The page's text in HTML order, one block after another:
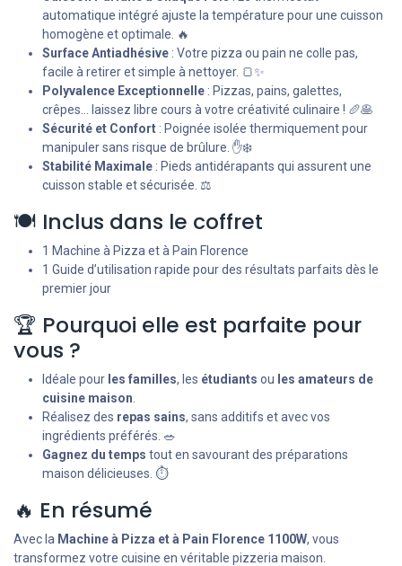
automatique intégré ajuste la température pour une cuisson
homogène et optimale. 🔥
Surface Antiadhésive : Votre pizza ou pain ne colle pas,
facile à retirer et simple à nettoyer. 🍞✨
Polyvalence Exceptionnelle : Pizzas, pains, galettes,
crêpes… laissez libre cours à votre créativité culinaire ! 🥖🥞
Sécurité et Confort : Poignée isolée thermiquement pour
manipuler sans risque de brûlure. ✋❄️
Stabilité Maximale : Pieds antidérapants qui assurent une
cuisson stable et sécurisée. ⚖️
🍽️ Inclus dans le coffret
1 Machine à Pizza et à Pain Florence
1 Guide d’utilisation rapide pour des résultats parfaits dès le
premier jour
🏆 Pourquoi elle est parfaite pour
vous ?
Idéale pour les familles, les étudiants ou les amateurs de
cuisine maison
Réalisez des repas sains, sans additifs et avec vos
ingrédients préférés. 🥗
Gagnez du temps tout en savourant des préparations
maison délicieuses. ⏱️
🔥 En résumé
Avec la Machine à Pizza et à Pain Florence 1100W, vous
transformez votre cuisine en véritable pizzeria maison.